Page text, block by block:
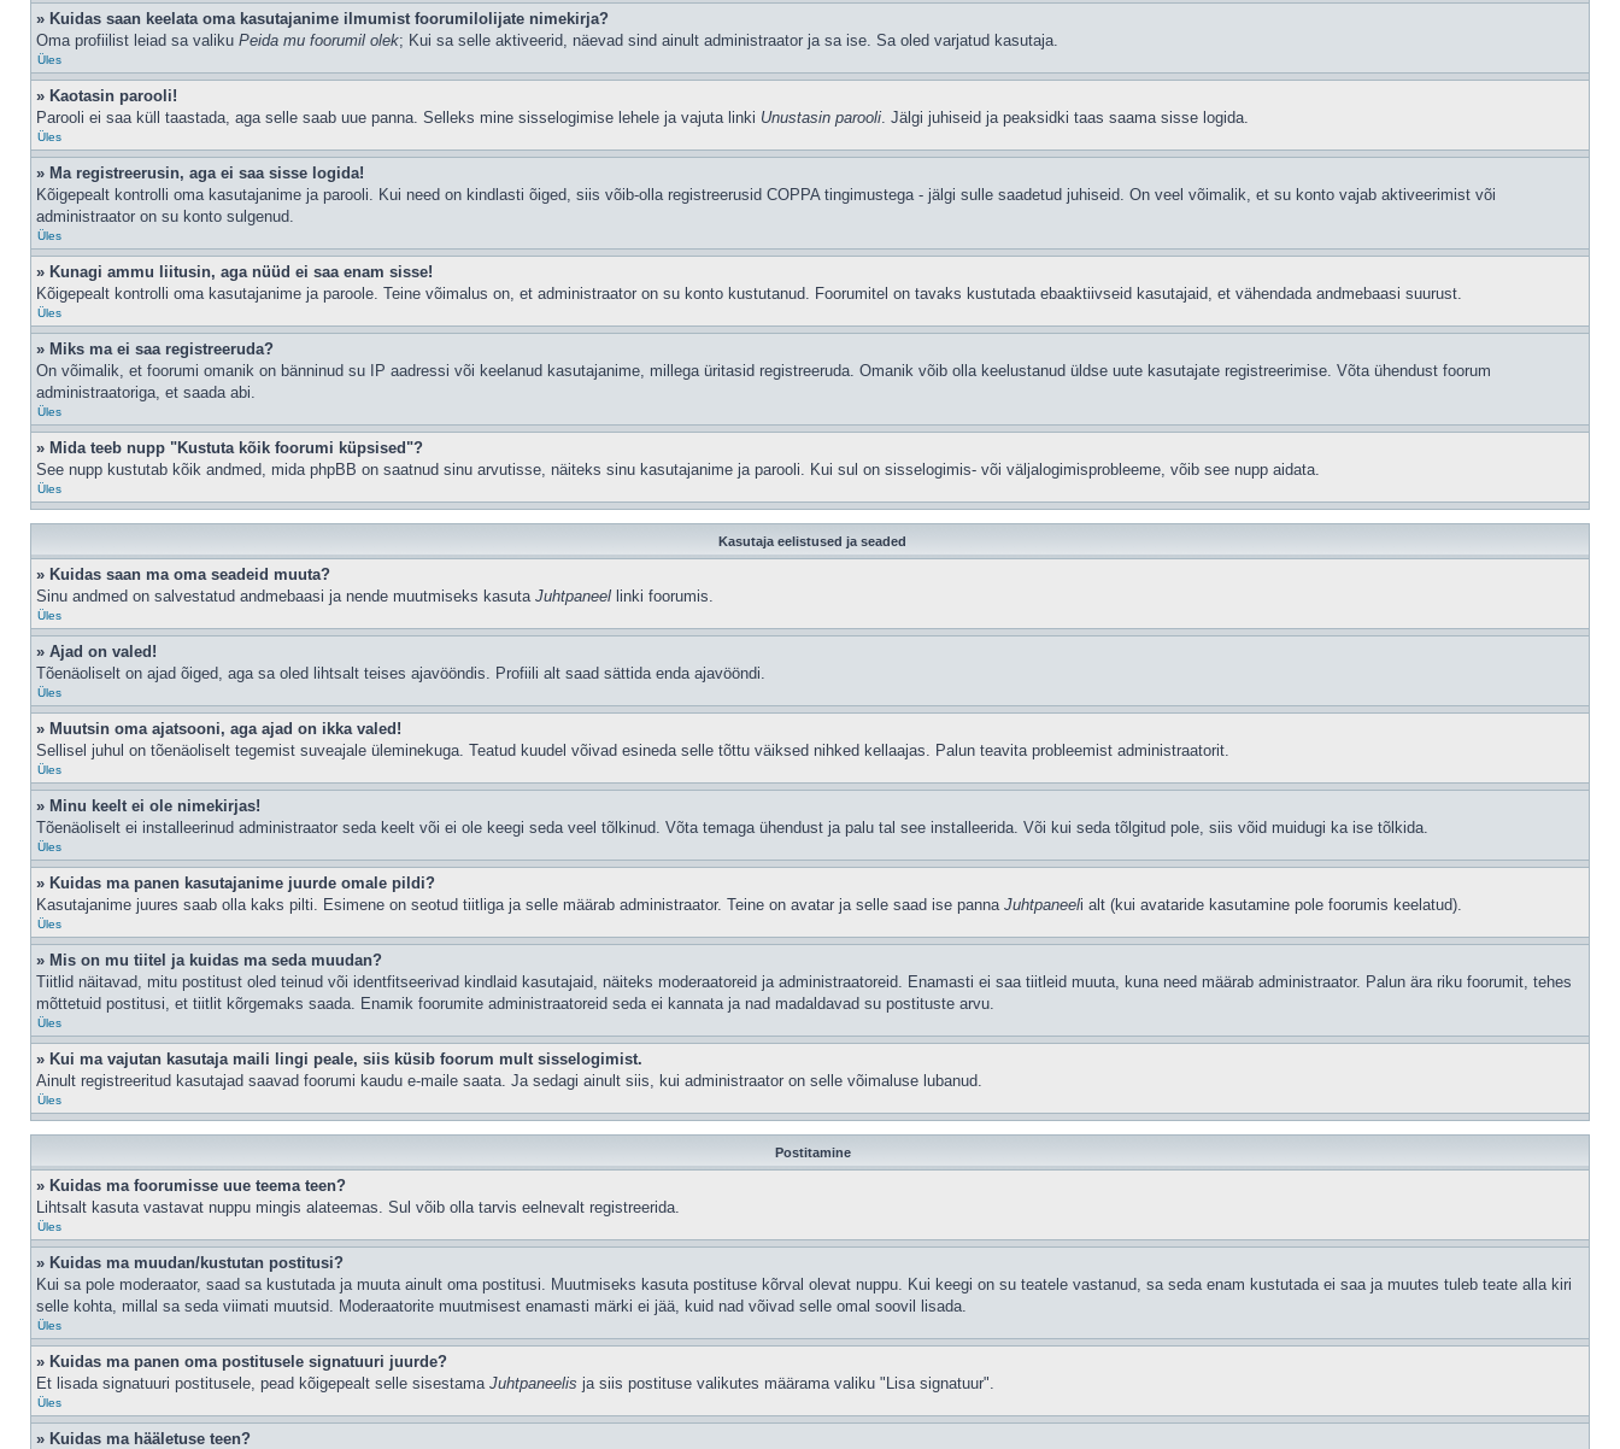
» Kuidas saan keelata oma kasutajanime ilmumist foorumilolijate nimekirja?
Oma profiilist leiad sa valiku Peida mu foorumil olek; Kui sa selle aktiveerid, näevad sind ainult administraator ja sa ise. Sa oled varjatud kasutaja.
Üles
» Kaotasin parooli!
Parooli ei saa küll taastada, aga selle saab uue panna. Selleks mine sisselogimise lehele ja vajuta linki Unustasin parooli. Jälgi juhiseid ja peaksidki taas saama sisse logida.
Üles
» Ma registreerusin, aga ei saa sisse logida!
Kõigepealt kontrolli oma kasutajanime ja parooli. Kui need on kindlasti õiged, siis võib-olla registreerusid COPPA tingimustega - jälgi sulle saadetud juhiseid. On veel võimalik, et su konto vajab aktiveerimist või
administraator on su konto sulgenud.
Üles
» Kunagi ammu liitusin, aga nüüd ei saa enam sisse!
Kõigepealt kontrolli oma kasutajanime ja paroole. Teine võimalus on, et administraator on su konto kustutanud. Foorumitel on tavaks kustutada ebaaktiivseid kasutajaid, et vähendada andmebaasi suurust.
Üles
» Miks ma ei saa registreeruda?
On võimalik, et foorumi omanik on bänninud su IP aadressi või keelanud kasutajanime, millega üritasid registreeruda. Omanik võib olla keelustanud üldse uute kasutajate registreerimise. Võta ühendust foorum
administraatoriga, et saada abi.
Üles
» Mida teeb nupp "Kustuta kõik foorumi küpsised"?
See nupp kustutab kõik andmed, mida phpBB on saatnud sinu arvutisse, näiteks sinu kasutajanime ja parooli. Kui sul on sisselogimis- või väljalogimisprobleeme, võib see nupp aidata.
Üles
Kasutaja eelistused ja seaded
» Kuidas saan ma oma seadeid muuta?
Sinu andmed on salvestatud andmebaasi ja nende muutmiseks kasuta Juhtpaneel linki foorumis.
Üles
» Ajad on valed!
Tõenäoliselt on ajad õiged, aga sa oled lihtsalt teises ajavööndis. Profiili alt saad sättida enda ajavööndi.
Üles
» Muutsin oma ajatsooni, aga ajad on ikka valed!
Sellisel juhul on tõenäoliselt tegemist suveajale üleminekuga. Teatud kuudel võivad esineda selle tõttu väiksed nihked kellaajas. Palun teavita probleemist administraatorit.
Üles
» Minu keelt ei ole nimekirjas!
Tõenäoliselt ei installeerinud administraator seda keelt või ei ole keegi seda veel tõlkinud. Võta temaga ühendust ja palu tal see installeerida. Või kui seda tõlgitud pole, siis võid muidugi ka ise tõlkida.
Üles
» Kuidas ma panen kasutajanime juurde omale pildi?
Kasutajanime juures saab olla kaks pilti. Esimene on seotud tiitliga ja selle määrab administraator. Teine on avatar ja selle saad ise panna Juhtpaneeli alt (kui avataride kasutamine pole foorumis keelatud).
Üles
» Mis on mu tiitel ja kuidas ma seda muudan?
Tiitlid näitavad, mitu postitust oled teinud või identfitseerivad kindlaid kasutajaid, näiteks moderaatoreid ja administraatoreid. Enamasti ei saa tiitleid muuta, kuna need määrab administraator. Palun ära riku foorumit, tehes
mõttetuid postitusi, et tiitlit kõrgemaks saada. Enamik foorumite administraatoreid seda ei kannata ja nad madaldavad su postituste arvu.
Üles
» Kui ma vajutan kasutaja maili lingi peale, siis küsib foorum mult sisselogimist.
Ainult registreeritud kasutajad saavad foorumi kaudu e-maile saata. Ja sedagi ainult siis, kui administraator on selle võimaluse lubanud.
Üles
Postitamine
» Kuidas ma foorumisse uue teema teen?
Lihtsalt kasuta vastavat nuppu mingis alateemas. Sul võib olla tarvis eelnevalt registreerida.
Üles
» Kuidas ma muudan/kustutan postitusi?
Kui sa pole moderaator, saad sa kustutada ja muuta ainult oma postitusi. Muutmiseks kasuta postituse kõrval olevat nuppu. Kui keegi on su teatele vastanud, sa seda enam kustutada ei saa ja muutes tuleb teate alla kiri
selle kohta, millal sa seda viimati muutsid. Moderaatorite muutmisest enamasti märki ei jää, kuid nad võivad selle omal soovil lisada.
Üles
» Kuidas ma panen oma postitusele signatuuri juurde?
Et lisada signatuuri postitusele, pead kõigepealt selle sisestama Juhtpaneelis ja siis postituse valikutes määrama valiku "Lisa signatuur".
Üles
» Kuidas ma hääletuse teen?